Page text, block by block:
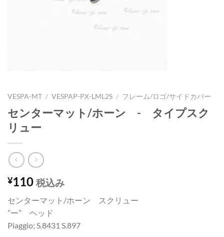
VESPA-MT / VESPAP-PX-LML2S / フレーム/ロゴ/サイドカバー
センターマット/ホーン - タイプスク
リュー
¥110 税込み
センターマット/ホーン スクリュー
”ー” ヘッド
Piaggio; S.8431 S.897